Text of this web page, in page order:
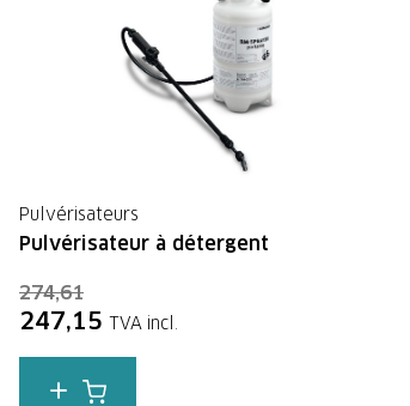
Pulvérisateurs
Pulvérisateur à détergent
274,61
247,15 TVA incl.